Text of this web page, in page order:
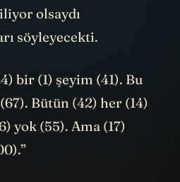
olsaydı
söyleyecekti.
bir (1) şeyim (41). Bu
Bütün (42) her (14)
yok (55). Ama (17)